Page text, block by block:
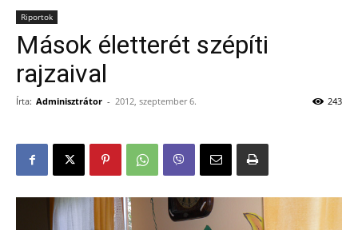
Riportok
Mások életterét szépíti
rajzaival
Írta: Adminisztrátor - 2012, szeptember 6. 243